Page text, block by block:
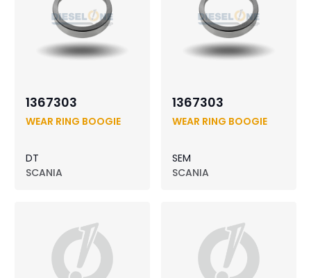
1367303
WEAR RING BOOGIE
DT
SCANIA
1367303
WEAR RING BOOGIE
SEM
SCANIA